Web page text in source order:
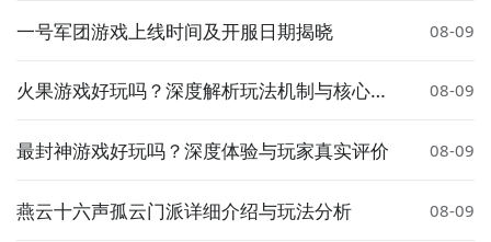
一号军团游戏上线时间及开服日期揭晓 08-09
火果游戏好玩吗？深度解析玩法机制与核心内
08-09
最封神游戏好玩吗？深度体验与玩家真实评价 08-09
燕云十六声孤云门派详细介绍与玩法分析 08-09